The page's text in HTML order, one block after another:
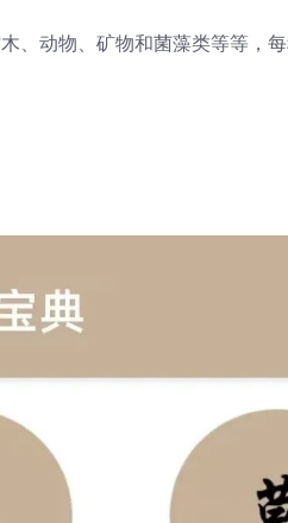
、动物、矿物和菌藻类等等，